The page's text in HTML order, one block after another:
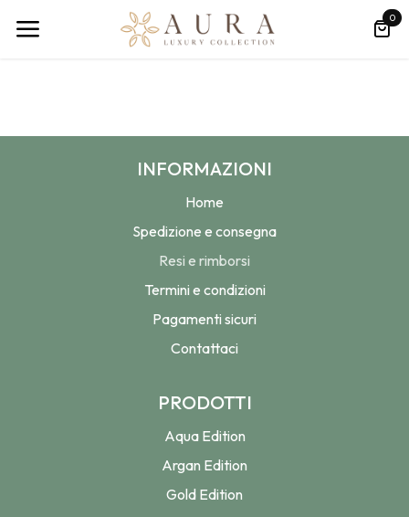
0
INFORMAZIONI
Home
Spedizione e consegna
Resi e rimborsi
Termini e condizioni
Pagamenti sicuri
Contattaci
PRODOTTI
Aqua Edition
Argan Edition
Gold Edition